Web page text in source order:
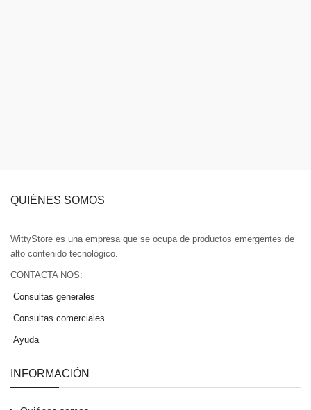
QUIÉNES SOMOS
WittyStore es una empresa que se ocupa de productos emergentes de
alto contenido tecnológico.
CONTACTA NOS:
Consultas generales
Consultas comerciales
Ayuda
INFORMACIÓN